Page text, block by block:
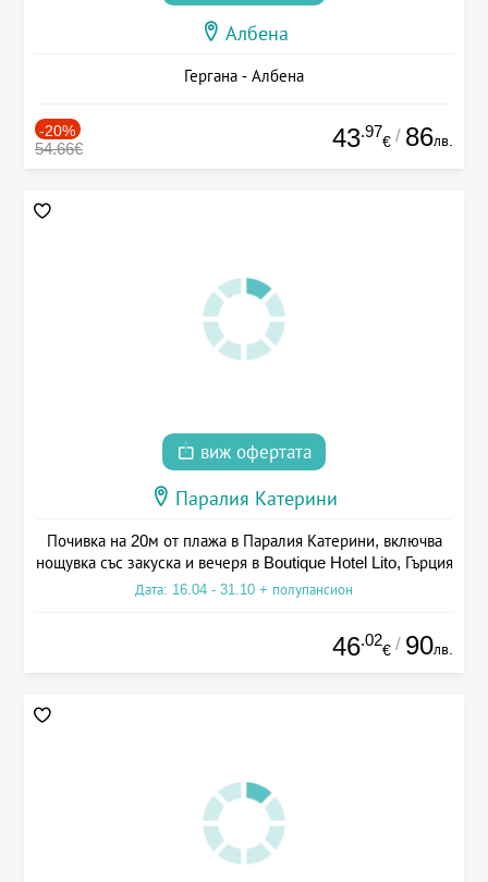
Албена
Гергана - Албена
-20%
54.66€ 43.97
€ / 86лв.
виж офертата
Паралия Катерини
Почивка на 20м от плажа в Паралия Катерини, включва
нощувка със закуска и вечеря в Boutique Hotel Lito, Гърция
Дата: 16.04 - 31.10 + полупансион
46.02
€ / 90лв.